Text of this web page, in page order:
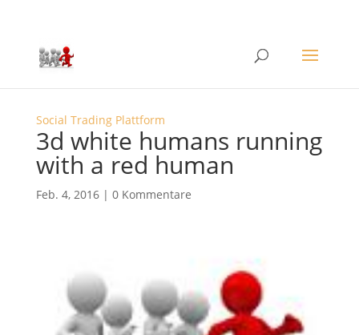
Social Trading Plattform
3d white humans running
with a red human
Feb. 4, 2016| 0 Kommentare